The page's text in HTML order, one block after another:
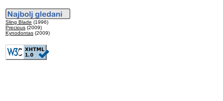
Sling Blade (1996)
Precious (2009)
Kynodontas (2009)